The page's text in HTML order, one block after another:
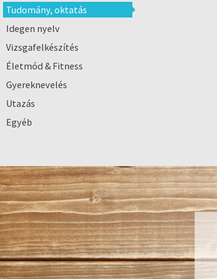
Tudomány, oktatás
Idegen nyelv
Vizsgafelkészítés
Életmód & Fitness
Gyereknevelés
Utazás
Egyéb